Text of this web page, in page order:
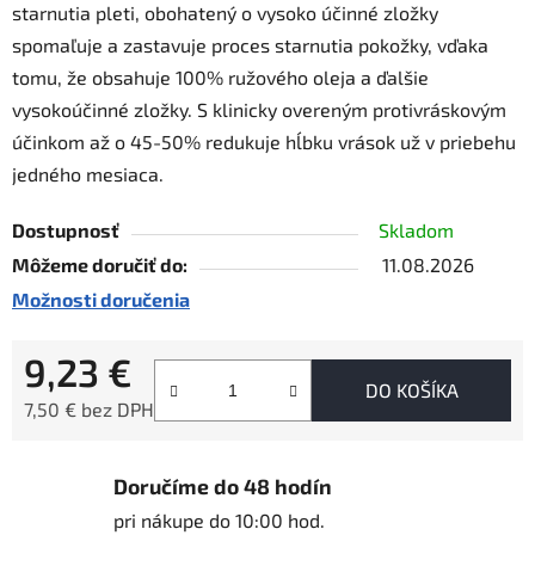
starnutia pleti, obohatený o vysoko účinné zložky
spomaľuje a zastavuje proces starnutia pokožky, vďaka
tomu, že obsahuje 100% ružového oleja a ďalšie
vysokoúčinné zložky. S klinicky overeným protivráskovým
účinkom až o 45-50% redukuje hĺbku vrások už v priebehu
jedného mesiaca.
Dostupnosť
Skladom
Môžeme doručiť do:
11.08.2026
Možnosti doručenia
9,23 €
7,50 € bez DPH
DO KOŠÍKA
Doručíme do 48 hodín
pri nákupe do 10:00 hod.